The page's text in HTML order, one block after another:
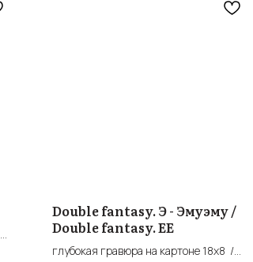
Double fantasy. Э - Эмуэму /
Double fantasy. EE
глубокая гравюра на картоне 18x8 /